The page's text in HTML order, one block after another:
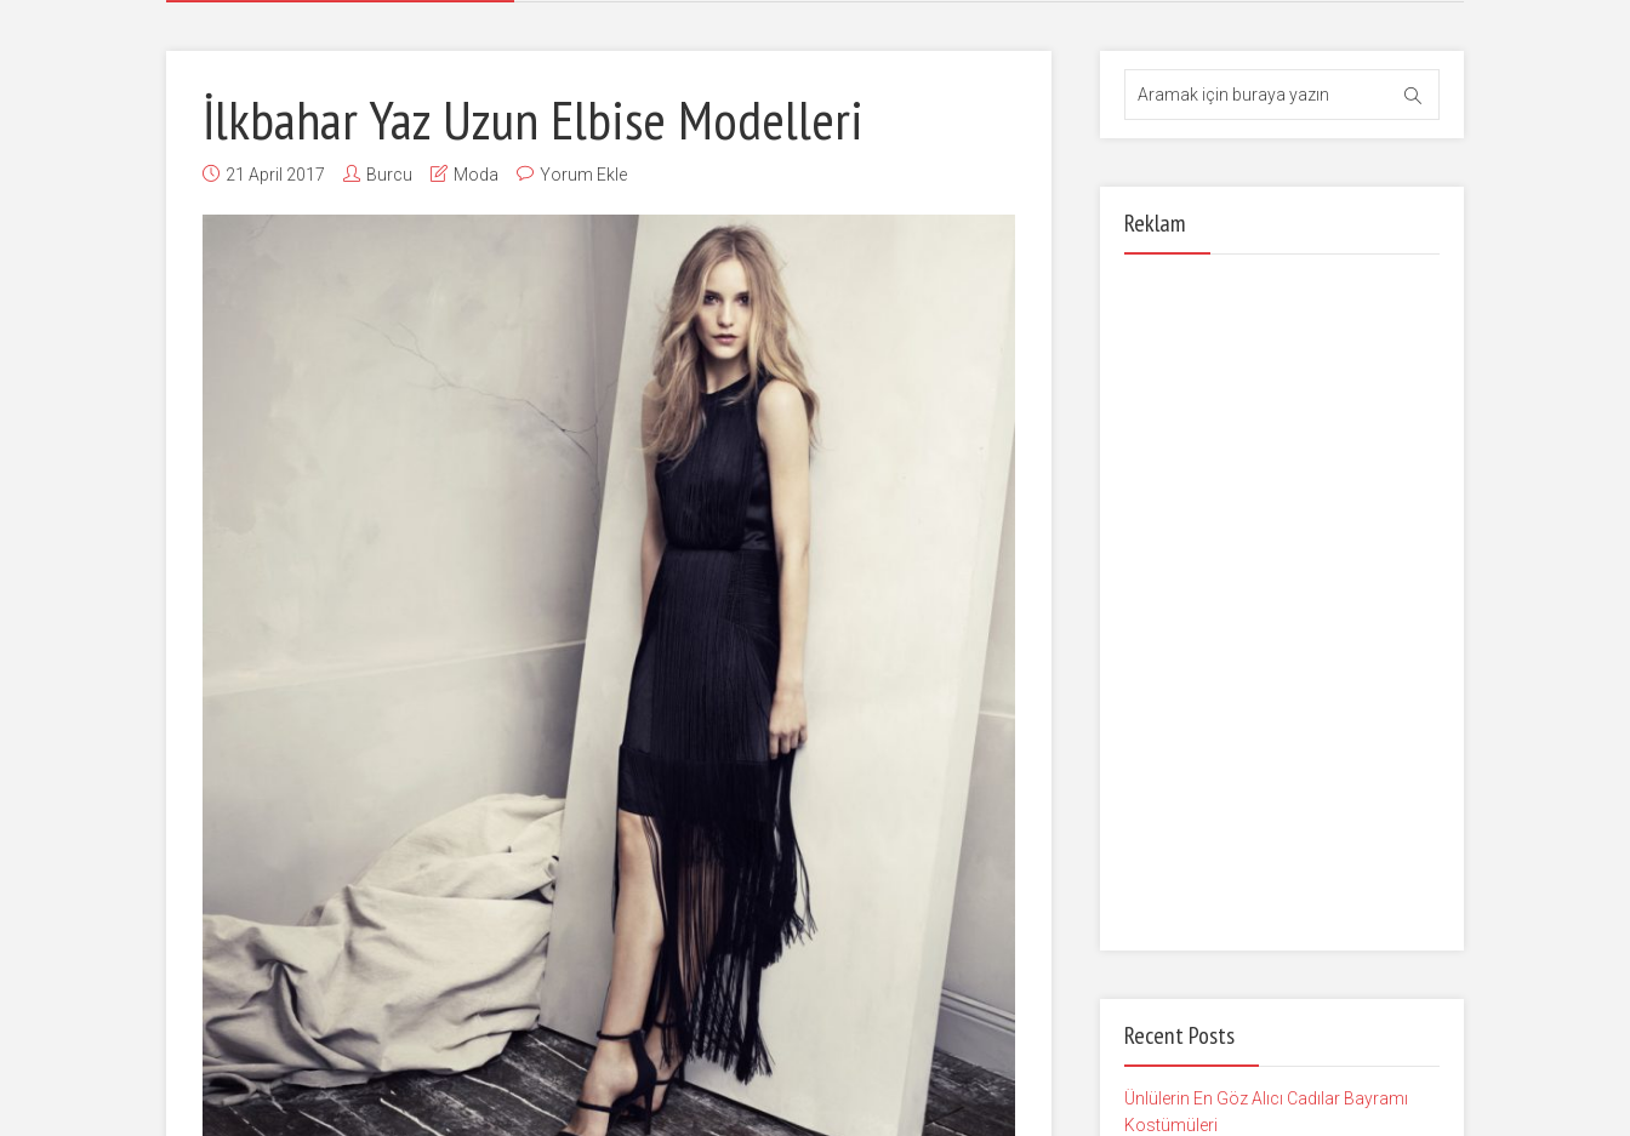
İlkbahar Yaz Uzun Elbise Modelleri
21 April 2017 Burcu Moda Yorum Ekle
Reklam
Recent Posts
Ünlülerin En Göz Alıcı Cadılar Bayramı
Kostümüleri